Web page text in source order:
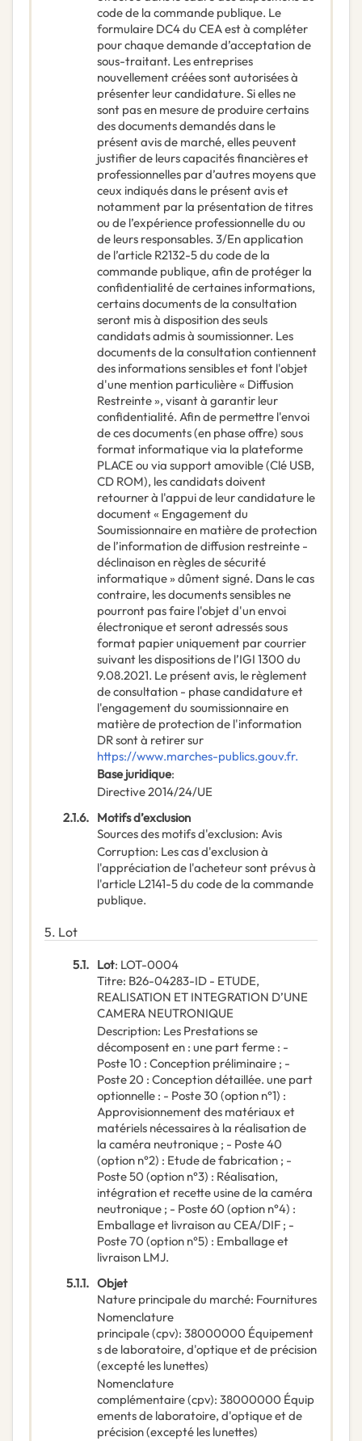
code de la commande publique. Le
formulaire DC4 du CEA est à compléter
pour chaque demande d’acceptation de
sous-traitant. Les entreprises
nouvellement créées sont autorisées à
présenter leur candidature. Si elles ne
sont pas en mesure de produire certains
des documents demandés dans le
présent avis de marché, elles peuvent
justifier de leurs capacités financières et
professionnelles par d’autres moyens que
ceux indiqués dans le présent avis et
notamment par la présentation de titres
ou de l’expérience professionnelle du ou
de leurs responsables. 3/En application
de l’article R2132-5 du code de la
commande publique, afin de protéger la
confidentialité de certaines informations,
certains documents de la consultation
seront mis à disposition des seuls
candidats admis à soumissionner. Les
documents de la consultation contiennent
des informations sensibles et font l'objet
d'une mention particulière « Diffusion
Restreinte », visant à garantir leur
confidentialité. Afin de permettre l'envoi
de ces documents (en phase offre) sous
format informatique via la plateforme
PLACE ou via support amovible (Clé USB,
CD ROM), les candidats doivent
retourner à l'appui de leur candidature le
document « Engagement du
Soumissionnaire en matière de protection
de l’information de diffusion restreinte -
déclinaison en règles de sécurité
informatique » dûment signé. Dans le cas
contraire, les documents sensibles ne
pourront pas faire l'objet d'un envoi
électronique et seront adressés sous
format papier uniquement par courrier
suivant les dispositions de l’IGI 1300 du
9.08.2021. Le présent avis, le règlement
de consultation - phase candidature et
l'engagement du soumissionnaire en
matière de protection de l'information
DR sont à retirer sur
https://www.marches-publics.gouv.fr.
Base juridique:
Directive 2014/24/UE
2.1.6. Motifs d’exclusion
Sources des motifs d'exclusion: Avis
Corruption: Les cas d'exclusion à
l'appréciation de l'acheteur sont prévus à
l'article L2141-5 du code de la commande
publique.
5. Lot
5.1. Lot: LOT-0004
Titre: B26-04283-ID - ETUDE,
REALISATION ET INTEGRATION D’UNE
CAMERA NEUTRONIQUE
Description: Les Prestations se
décomposent en : une part ferme : -
Poste 10 : Conception préliminaire ; -
Poste 20 : Conception détaillée. une part
optionnelle : - Poste 30 (option n°1) :
Approvisionnement des matériaux et
matériels nécessaires à la réalisation de
la caméra neutronique ; - Poste 40
(option n°2) : Etude de fabrication ; -
Poste 50 (option n°3) : Réalisation,
intégration et recette usine de la caméra
neutronique ; - Poste 60 (option n°4) :
Emballage et livraison au CEA/DIF ; -
Poste 70 (option n°5) : Emballage et
livraison LMJ.
5.1.1. Objet
Nature principale du marché: Fournitures
Nomenclature
principale(cpv): 38000000 Équipement
s de laboratoire, d'optique et de précision
(excepté les lunettes)
Nomenclature
complémentaire(cpv): 38000000 Équip
ements de laboratoire, d'optique et de
précision (excepté les lunettes)